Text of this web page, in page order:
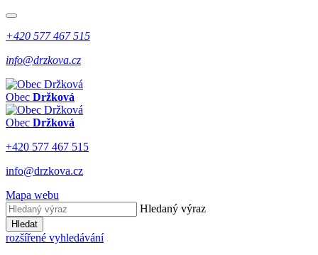
+420 577 467 515
info@drzkova.cz
Obec Držková
Obec Držková
+420 577 467 515
info@drzkova.cz
Mapa webu
Hledaný výraz
Hledat
rozšířené vyhledávání